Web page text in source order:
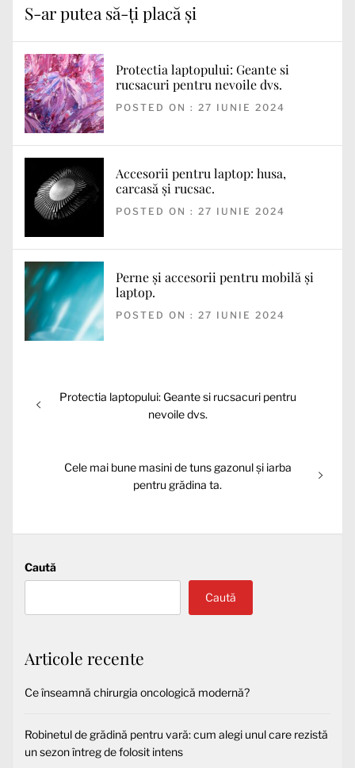
S-ar putea să-ți placă și
Protectia laptopului: Geante si
rucsacuri pentru nevoile dvs.
POSTED ON : 27 IUNIE 2024
Accesorii pentru laptop: husa,
carcasă și rucsac.
POSTED ON : 27 IUNIE 2024
Perne și accesorii pentru mobilă și
laptop.
POSTED ON : 27 IUNIE 2024
Navigare
în
Articolul
Protectia laptopului: Geante si rucsacuri pentru
nevoile dvs.
Articolul
Cele mai bune masini de tuns gazonul și iarba
pentru grădina ta.
Caută
Caută
Articole recente
Ce înseamnă chirurgia oncologică modernă?
Robinetul de grădină pentru vară: cum alegi unul care rezistă
un sezon întreg de folosit intens